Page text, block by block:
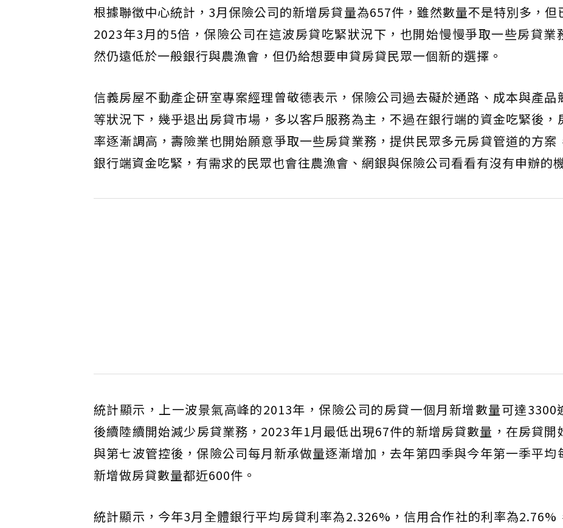
根據聯徵中心統計，3月保險公司的新增房貸量為657件，雖然數量不是特別多，但
2023年3月的5倍，保險公司在這波房貸吃緊狀況下，也開始慢慢爭取一些房貸業
然仍遠低於一般銀行與農漁會，但仍給想要申貸房貸民眾一個新的選擇。
信義房屋不動產企研室專案經理曾敬德表示，保險公司過去礙於通路、成本與產品
等狀況下，幾乎退出房貸市場，多以客戶服務為主，不過在銀行端的資金吃緊後，
率逐漸調高，壽險業也開始願意爭取一些房貸業務，提供民眾多元房貸管道的方案
銀行端資金吃緊，有需求的民眾也會往農漁會、網銀與保險公司看看有沒有申辦的
統計顯示，上一波景氣高峰的2013年，保險公司的房貸一個月新增數量可達3300
後續陸續開始減少房貸業務，2023年1月最低出現67件的新增房貸數量，在房貸開
與第七波管控後，保險公司每月新承做量逐漸增加，去年第四季與今年第一季平均
新增做房貸數量都近600件。
統計顯示，今年3月全體銀行平均房貸利率為2.326%，信用合作社的利率為2.76%